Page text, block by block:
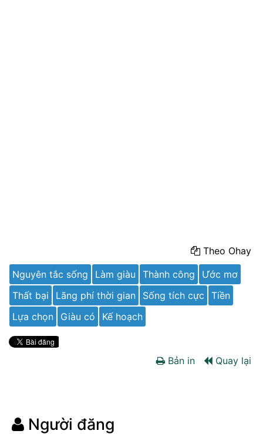
Theo Ohay
Nguyên tắc sống
Làm giàu Thành công
Ước mơ
Thất bại
Lãng phí thời gian Sống tích cực
Tiền
Lựa chọn
Giàu có Kế hoạch
Bản in Quay lại
Người đăng